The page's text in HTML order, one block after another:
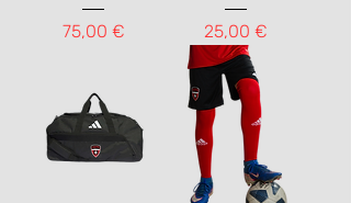
Prix
75,00 €
Prix
25,00 €